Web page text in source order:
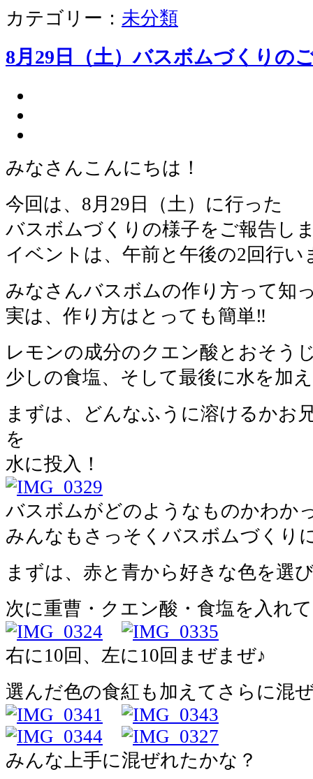
カテゴリー： 未分類
8月29日（土）バスボムづくりの
みなさんこんにちは！
今回は、8月29日（土）に行った
バスボムづくりの様子をご報告し
イベントは、午前と午後の2回行い
みなさんバスボムの作り方って知
実は、作り方はとっても簡単‼
レモンの成分のクエン酸とおそう
少しの食塩、そして最後に水を加
まずは、どんなふうに溶けるかお
を
水に投入！
バスボムがどのようなものかわか
みんなもさっそくバスボムづくり
まずは、赤と青から好きな色を選
次に重曹・クエン酸・食塩を入れ
右に10回、左に10回まぜまぜ♪
選んだ色の食紅も加えてさらに混
みんな上手に混ぜれたかな？